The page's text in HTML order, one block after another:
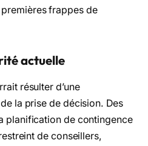
frappes de
actuelle
résulter d’une
la prise de décision. Des
planification de contingence
de conseillers,